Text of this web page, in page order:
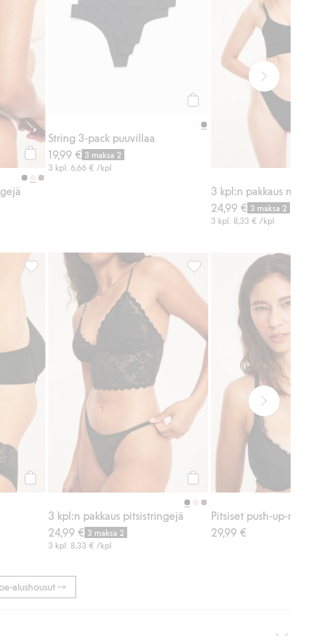
String 3-pack puuvillaa
19,99 € 3 maksa 2
3 kpl. 6,66 € /kpl
24,99 € 3 maksa 2
3 kpl. 8,33 € /kpl
String 3-pack puuvillaa, Lisää suosikkeihin
3 kpl:n pakkaus pitsistringejä
24,99 € 3 maksa 2
3 kpl. 8,33 € /kpl
3 kpl:n pakkaus
Pitsiset push-up-
29,99 €
alushousut